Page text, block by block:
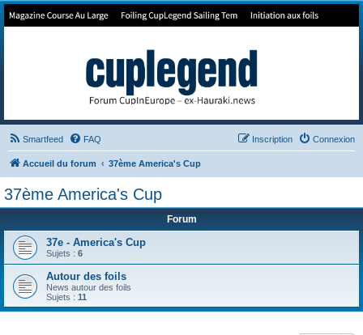
Forum de Cup In Europe
Smartfeed FAQ Connexion
Inscription
Accueil du forum 37ème America's Cup
37ème America's Cup
Forum
37e - America's Cup
Sujets : 6
Autour des foils
News autour des foils
Sujets : 11